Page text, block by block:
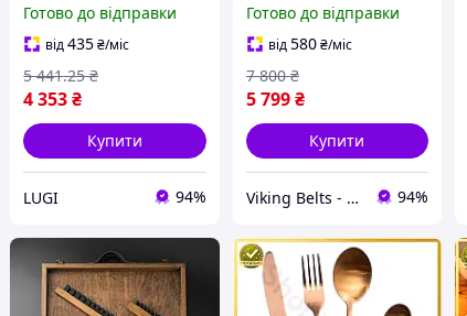
персон матове золото
(HP-20-17)
Готово до відправки
від435₴/міс
4 353₴
5 441.25 ₴
Купити
LUGI 94%
предметів ложки
виделки ножі у коробці
для сервірування на
подарунок
Готово до відправки
від580 ₴/міс
5 799 ₴
7 800 ₴
Купити
Viking Belts - Інтернет магазин шкіряних аксесуарів 94%